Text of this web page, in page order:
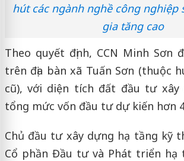
hút các ngành nghề công nghiệp
gia tăng cao
Theo quyết định, CCN Minh Sơn
trên địa bàn xã Tuấn Sơn (thuộc
cũ), với diện tích đất đầu tư xây
tổng mức vốn đầu tư dự kiến hơn
Chủ đầu tư xây dựng hạ tầng kỹ
Cổ phần Đầu tư và Phát triển hạ